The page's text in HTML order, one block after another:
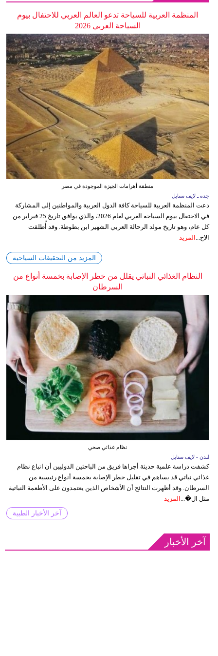
المنظمة العربية للسياحة تدعو العالم العربي للاحتفال بيوم
السياحة العربي 2026
منطقة أهرامات الجيزة الموجودة في مصر
جدة ـ لايف ستايل
دعت المنظمة العربية للسياحة كافة الدول العربية والمواطنين إلى المشاركة
في الاحتفال بيوم السياحة العربي لعام 2026، والذي يوافق تاريخ 25 فبراير من
كل عام، وهو تاريخ مولد الرحالة العربي الشهير ابن بطوطة. وقد أُطلقت
الاح... المزيد
المزيد من التحقيقات السياحية
النظام الغذائي النباتي يقلل من خطر الإصابة بخمسة أنواع من
السرطان
نظام غذائي صحي
لندن - لايف ستايل
كشفت دراسة علمية حديثة أجراها فريق من الباحثين الدوليين أن اتباع نظام
غذائي نباتي قد يساهم في تقليل خطر الإصابة بخمسة أنواع رئيسية من
السرطان. وقد أظهرت النتائج أن الأشخاص الذين يعتمدون على الأطعمة النباتية
مثل ال�...
المزيد
آخر الأخبار الطبية
آخر الأخبار